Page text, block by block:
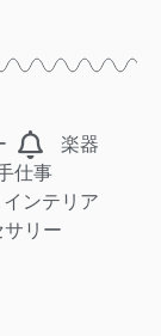
楽器
仕事
インテリア
サリー